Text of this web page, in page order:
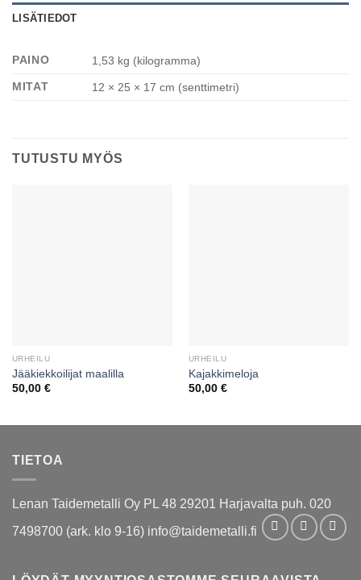
LISÄTIEDOT
PAINO
1,53 kg (kilogramma)
MITAT
12 × 25 × 17 cm (senttimetri)
TUTUSTU MYÖS
URHEILU
Jääkiekkoilijat maalilla
50,00 €
URHEILU
Kajakkimeloja
50,00 €
TIETOA
Lenan Taidemetalli Oy PL 48 29201 Harjavalta puh. 020
7498700 (ark. klo 9-16) info@taidemetalli.fi